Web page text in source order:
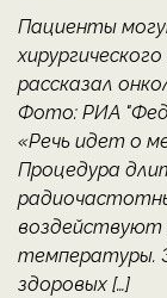
Пациенты
рассказал
Фото: РИА
«Речь идет о
Процедура
температуры.
здоровых […]